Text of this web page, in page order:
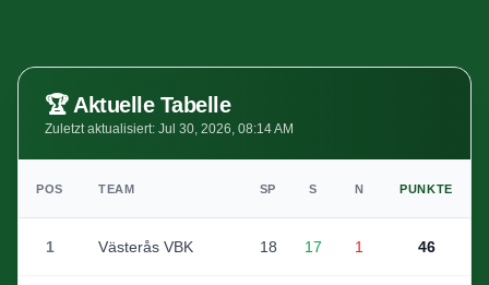
🏆 Aktuelle Tabelle
Zuletzt aktualisiert: Jul 30, 2026, 08:14 AM
POS TEAM SP S N PUNKTE
1 Västerås VBK 18 17 1 46